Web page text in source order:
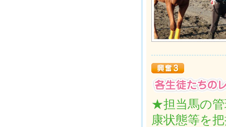
★担当馬の管
康状態等を